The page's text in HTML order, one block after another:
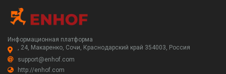
Информационная платформа
, 24, Макаренко, Сочи, Краснодарский край 354003, Россия
support@enhof.com
http://enhof.com